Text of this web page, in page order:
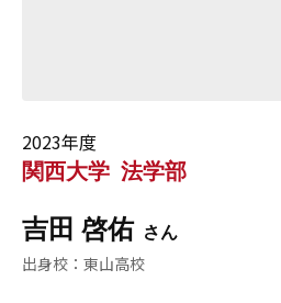
2023年度
関西大学 法学部
吉田 啓佑
東山高校